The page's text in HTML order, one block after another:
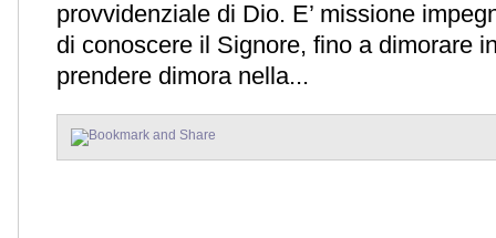
provvidenziale di Dio. E’ missione
di conoscere il Signore, fino a dimorare
prendere dimora nella...